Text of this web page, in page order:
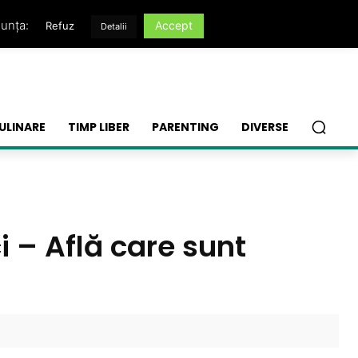
TIMP LIBER PARENTING DIVERSE
– Află care sunt
Refuz Detalii Accept